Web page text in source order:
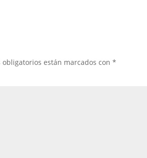
obligatorios están marcados con*